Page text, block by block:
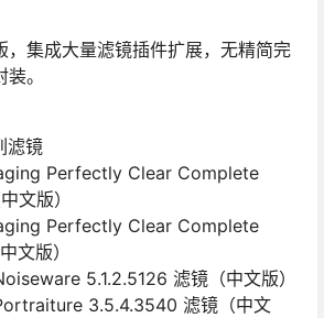
，集成大量滤镜插件扩展，无精简完
。
滤镜
Perfectly Clear Complete
文版）
Perfectly Clear Complete
文版）
5.1.2.5126 滤镜（中文版）
3.5.4.3540 滤镜（中文